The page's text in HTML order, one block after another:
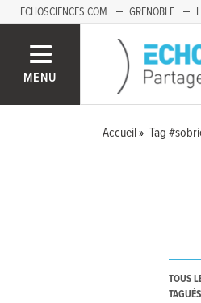
ECHOSCIENCES.COM GRENOBLE
MENU
Accueil Tag
TOUS
TAGUÉS